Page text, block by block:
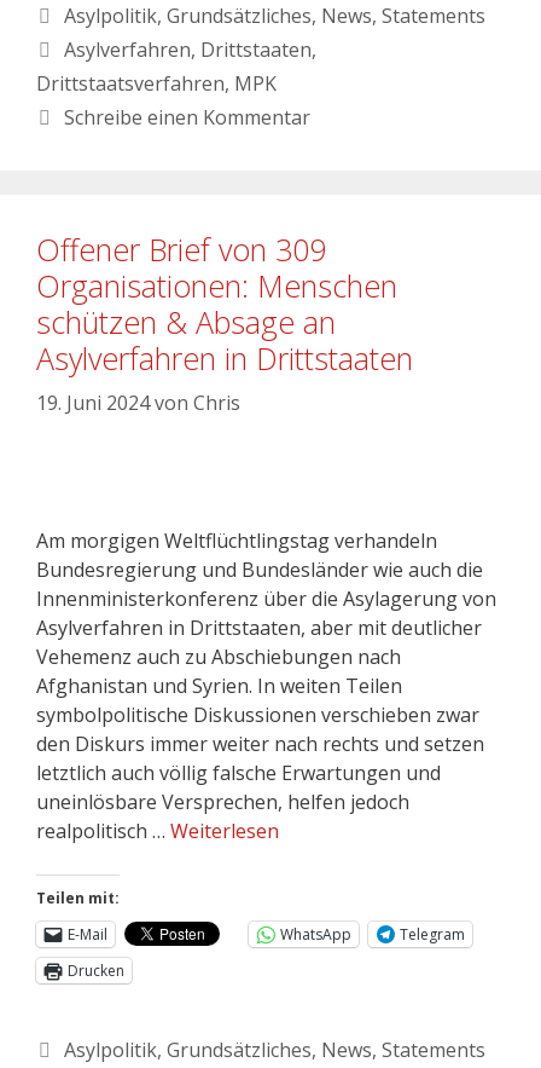
Asylpolitik, Grundsätzliches, News, Statements
Asylverfahren, Drittstaaten,
Drittstaatsverfahren, MPK
Schreibe einen Kommentar
Offener Brief von 309
Organisationen: Menschen
schützen & Absage an
Asylverfahren in Drittstaaten
19. Juni 2024von Chris
Am morgigen Weltflüchtlingstag verhandeln
Bundesregierung und Bundesländer wie auch die
Innenministerkonferenz über die Asylagerung von
Asylverfahren in Drittstaaten, aber mit deutlicher
Vehemenz auch zu Abschiebungen nach
Afghanistan und Syrien. In weiten Teilen
symbolpolitische Diskussionen verschieben zwar
den Diskurs immer weiter nach rechts und setzen
letztlich auch völlig falsche Erwartungen und
uneinlösbare Versprechen, helfen jedoch
realpolitisch … Weiterlesen
Teilen mit:
E-Mail
WhatsApp
Telegram
Drucken
Asylpolitik, Grundsätzliches, News, Statements